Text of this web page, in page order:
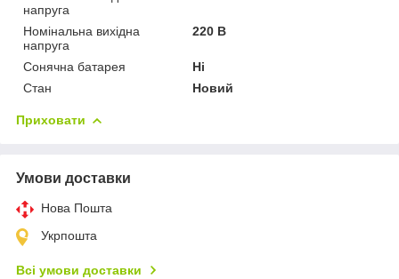
напруга
Номінальна вихідна
напруга
220 В
Сонячна батарея
Ні
Стан
Новий
Приховати
Умови доставки
Нова Пошта
Укрпошта
Всі умови доставки